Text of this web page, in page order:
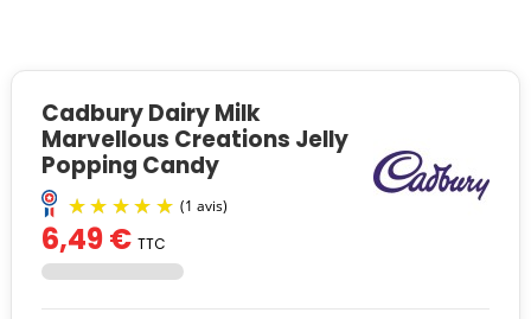
Cadbury Dairy Milk
Marvellous Creations Jelly
Popping Candy
6,49 € TTC